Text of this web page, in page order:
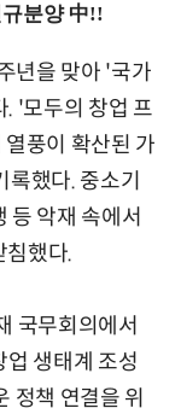
년을 맞아 '국가
. '모두의 창업 프
풍이 확산된 가
했다. 중소기
등 악재 속에서
침했다.
국무회의에서
업 생태계 조성
정책 연결을 위